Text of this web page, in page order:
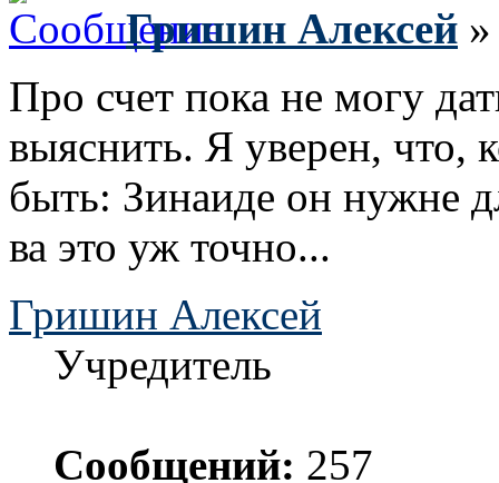
Гришин Алексей
Про счет пока не могу
выяснить. Я уверен, что,
быть: Зинаиде он нужне
ва это уж точно...
Гришин Алексей
Учредитель
Сообщений: 257